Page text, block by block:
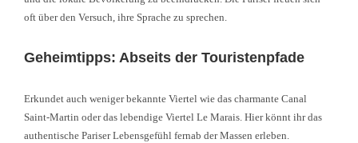
oft über den Versuch, ihre Sprache zu sprechen.
Geheimtipps: Abseits der Touristenpfade
Erkundet auch weniger bekannte Viertel wie das charmante Canal
Saint-Martin oder das lebendige Viertel Le Marais. Hier könnt ihr das
authentische Pariser Lebensgefühl fernab der Massen erleben.